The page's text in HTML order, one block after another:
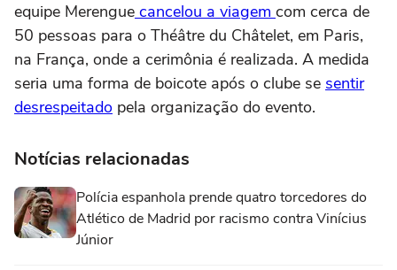
equipe Merengue cancelou a viagem com cerca de
50 pessoas para o Théâtre du Châtelet, em Paris,
na França, onde a cerimônia é realizada. A medida
seria uma forma de boicote após o clube se sentir
desrespeitado pela organização do evento.
Notícias relacionadas
Polícia espanhola prende quatro torcedores do
Atlético de Madrid por racismo contra Vinícius
Júnior